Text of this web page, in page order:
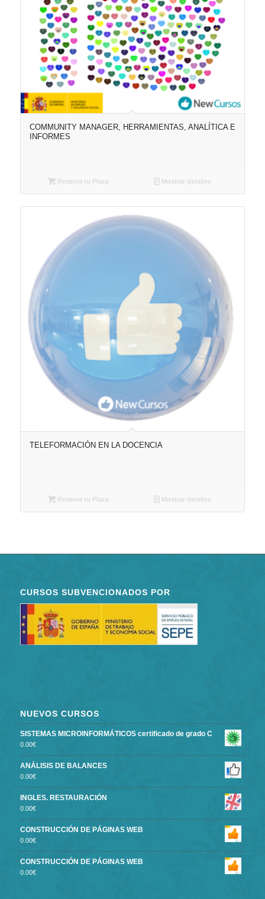
COMMUNITY MANAGER, HERRAMIENTAS, ANALÍTICA E
INFORMES
Reserva tu Plaza Mostrar detalles
TELEFORMACIÓN EN LA DOCENCIA
Reserva tu Plaza Mostrar detalles
CURSOS SUBVENCIONADOS POR
NUEVOS CURSOS
SISTEMAS MICROINFORMÁTICOS certificado de grado C
0.00€
ANÁLISIS DE BALANCES
0.00€
INGLES. RESTAURACIÓN
0.00€
CONSTRUCCIÓN DE PÁGINAS WEB
0.00€
CONSTRUCCIÓN DE PÁGINAS WEB
0.00€